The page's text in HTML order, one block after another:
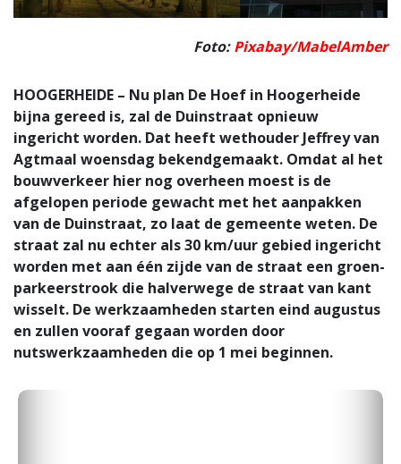
Foto:Pixabay/MabelAmber
HOOGERHEIDE – Nu plan De Hoef in Hoogerheide
bijna gereed is, zal de Duinstraat opnieuw
ingericht worden. Dat heeft wethouder Jeffrey van
Agtmaal woensdag bekendgemaakt. Omdat al het
bouwverkeer hier nog overheen moest is de
afgelopen periode gewacht met het aanpakken
van de Duinstraat, zo laat de gemeente weten. De
straat zal nu echter als 30 km/uur gebied ingericht
worden met aan één zijde van de straat een groen-
parkeerstrook die halverwege de straat van kant
wisselt. De werkzaamheden starten eind augustus
en zullen vooraf gegaan worden door
nutswerkzaamheden die op 1 mei beginnen.